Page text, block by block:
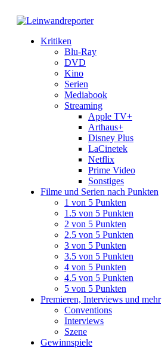
Kritiken
Blu-Ray
DVD
Kino
Serien
Mediabook
Streaming
Apple TV+
Arthaus+
Disney Plus
LaCinetek
Netflix
Prime Video
Sonstiges
Filme und Serien nach Punkten
1 von 5 Punkten
1.5 von 5 Punkten
2 von 5 Punkten
2.5 von 5 Punkten
3 von 5 Punkten
3.5 von 5 Punkten
4 von 5 Punkten
4.5 von 5 Punkten
5 von 5 Punkten
Premieren, Interviews und mehr
Conventions
Interviews
Szene
Gewinnspiele